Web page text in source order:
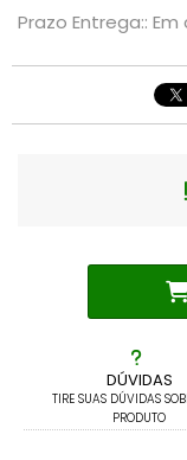
Prazo Entrega:: Em
DÚVIDAS
TIRE SUAS DÚVIDAS
PRODUTO